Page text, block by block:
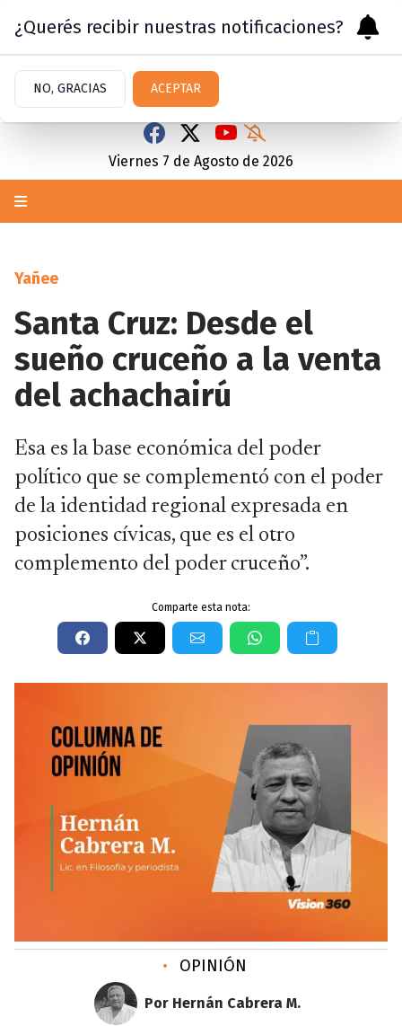
Viernes 7 de Agosto de 2026
Yañee
Santa Cruz: Desde el
sueño cruceño a la venta
del achachairú
Esa es la base económica del poder
político que se complementó con el poder
de la identidad regional expresada en
posiciones cívicas, que es el otro
complemento del poder cruceño”.
Comparte esta nota:
• OPINIÓN
Por Hernán Cabrera M.
¿Querés recibir nuestras notificaciones?
NO, GRACIAS ACEPTAR